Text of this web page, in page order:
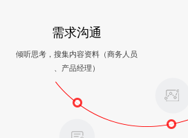
需求沟通
倾听思考，搜集内容资料（商务人员
、产品经理）